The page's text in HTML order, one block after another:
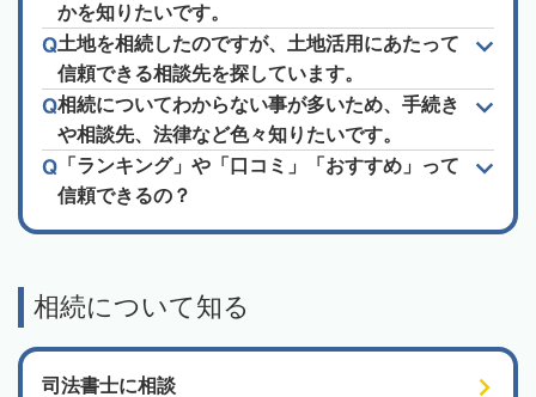
かを知りたいです。
土地を相続したのですが、土地活用にあたって
信頼できる相談先を探しています。
相続についてわからない事が多いため、手続き
や相談先、法律など色々知りたいです。
「ランキング」や「口コミ」「おすすめ」って
信頼できるの？
相続について知る
司法書士に相談